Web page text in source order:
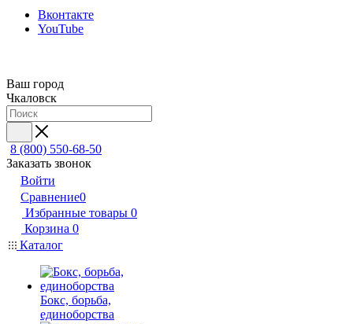
Вконтакте
YouTube
Ваш город
Чкаловск
8 (800) 550-68-50
Заказать звонок
Войти
Сравнение0
Избранные товары 0
Корзина 0
Каталог
Бокс, борьба,
единоборства